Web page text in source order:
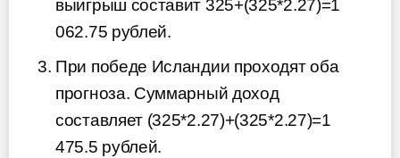
выигрыш составит 325+(325*2.27)=1
062.75 рублей.
При победе Исландии проходят оба
прогноза. Суммарный доход
составляет (325*2.27)+(325*2.27)=1
475.5 рублей.